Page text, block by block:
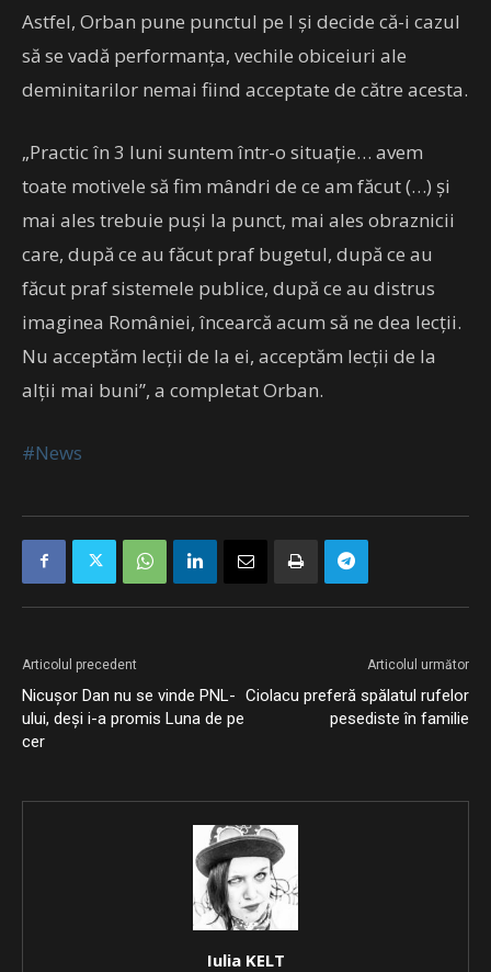
Astfel, Orban pune punctul pe I și decide că-i cazul
să se vadă performanța, vechile obiceiuri ale
deminitarilor nemai fiind acceptate de către acesta.
„Practic în 3 luni suntem într-o situaţie… avem
toate motivele să fim mândri de ce am făcut (…) şi
mai ales trebuie puşi la punct, mai ales obraznicii
care, după ce au făcut praf bugetul, după ce au
făcut praf sistemele publice, după ce au distrus
imaginea României, încearcă acum să ne dea lecţii.
Nu acceptăm lecţii de la ei, acceptăm lecţii de la
alţii mai buni”, a completat Orban.
#News
Articolul precedent
Nicușor Dan nu se vinde PNL-
ului, deși i-a promis Luna de pe
cer
Articolul următor
Ciolacu preferă spălatul rufelor
pesediste în familie
Iulia KELT